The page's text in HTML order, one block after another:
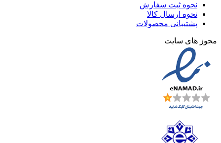
نحوه ثبت سفارش
نحوه ارسال کالا
پشتیبانی محصولات
مجوز های سایت